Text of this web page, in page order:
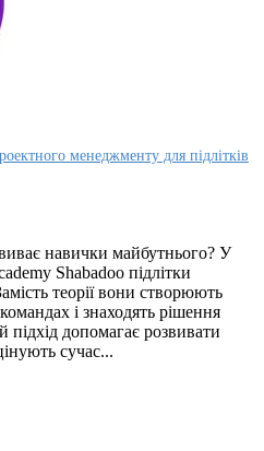
менеджменту для підлітків
навички майбутнього? У
Shabadoo підлітки
теорії вони створюють
і знаходять рішення
підхід допомагає розвивати
сучас...